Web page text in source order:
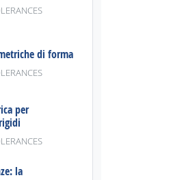
di forma
per
la